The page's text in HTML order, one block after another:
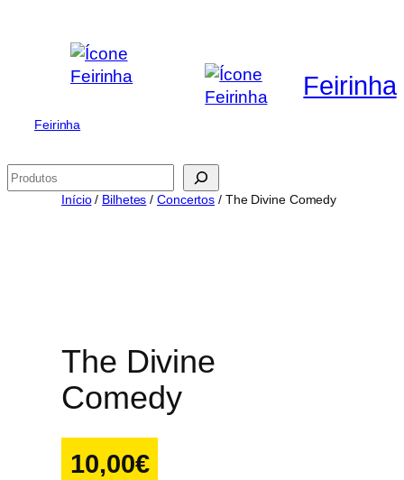
conteúdo
Feirinha
Feirinha
Pesquisar
Início/ Bilhetes /Concertos / The Divine Comedy
The Divine
Comedy
10,00€